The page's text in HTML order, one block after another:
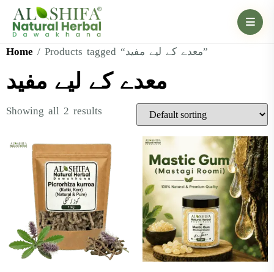
Home / Products tagged “معدے کے لیے مفید”
معدے کے لیے مفید
Showing all 2 results